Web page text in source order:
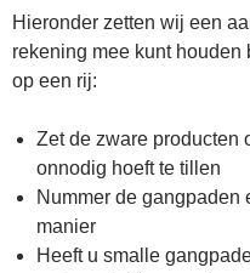
Hieronder zetten wij een
rekening mee kunt
op een rij:
Zet de zware producten
onnodig hoeft te tillen
Nummer de
manier
Heeft u smalle